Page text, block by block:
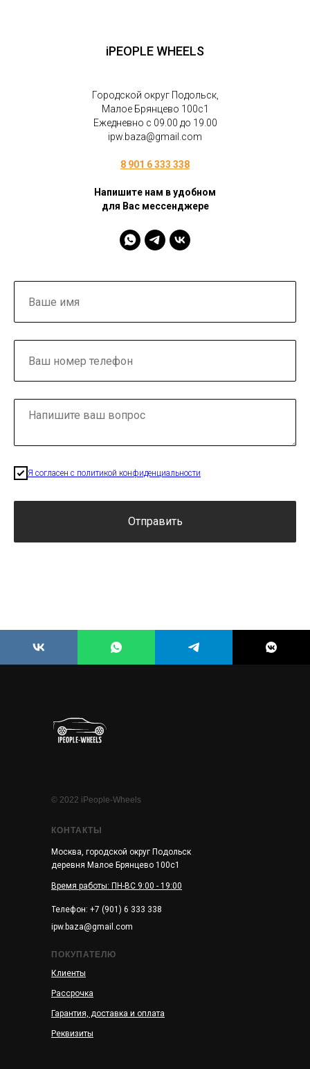
iPEOPLE WHEELS
Городской округ Подольск,
Малое Брянцево 100с1
Ежедневно с 09.00 до 19.00
ipw.baza@gmail.com
8 901 6 333 338
Напишите нам в удобном
для Вас мессенджере
Я согласен с политикой конфиденциальности
Отправить
КОНТАКТЫ
Москва, городской округ Подольск
деревня Малое Брянцево 100с1
ipw.baza@gmail.com
Гарантия, доставка и оплата
Рассрочка
Клиенты
Реквизиты
ПОКУПАТЕЛЮ
© 2022 iPeople-Wheels
Телефон: +7 (901) 6 333 338
Время работы: ПН-ВС 9:00 - 19:00